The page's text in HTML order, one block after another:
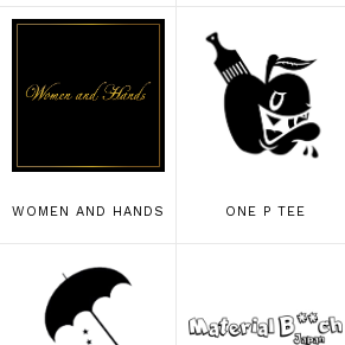
WOMEN AND HANDS ONE P TEE